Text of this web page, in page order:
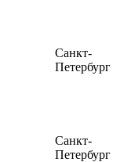
Санкт-
Петербург
Санкт-
Петербург